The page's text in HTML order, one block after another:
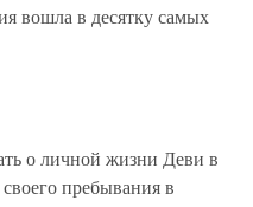
вошла в десятку самых
о личной жизни Деви в
пребывания в